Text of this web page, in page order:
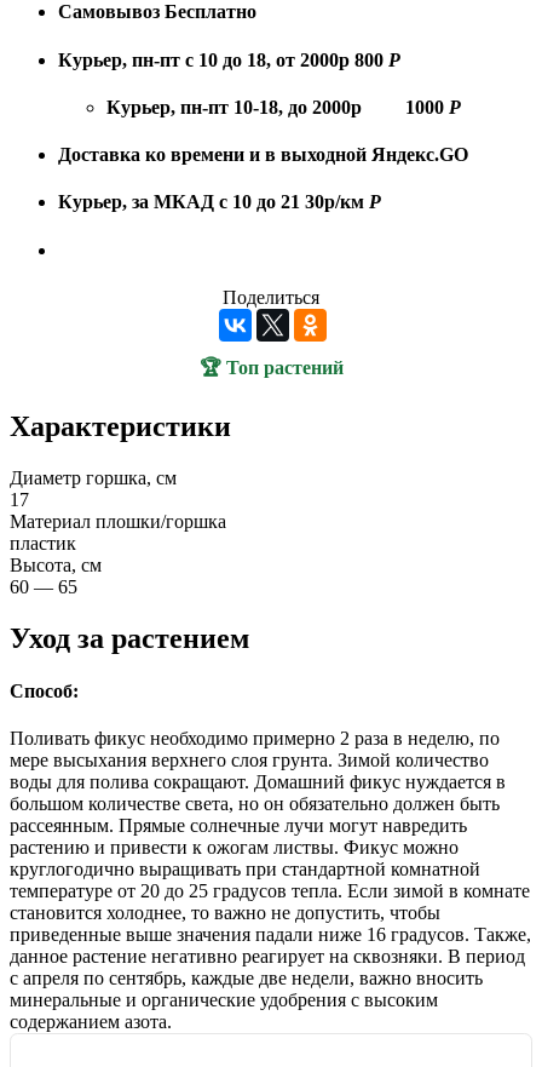
Самовывоз Бесплатно
Курьер, пн-пт с 10 до 18, от 2000р 800 Р
Курьер, пн-пт 10-18, до 2000р 1000 Р
Доставка ко времени и в выходной Яндекс.GO
Курьер, за МКАД с 10 до 21 30р/км Р
Поделиться
🏆 Топ растений
Характеристики
Диаметр горшка, см
17
Материал плошки/горшка
пластик
Высота, см
60 — 65
Уход за растением
Способ:
Поливать фикус необходимо примерно 2 раза в неделю, по
мере высыхания верхнего слоя грунта. Зимой количество
воды для полива сокращают. Домашний фикус нуждается в
большом количестве света, но он обязательно должен быть
рассеянным. Прямые солнечные лучи могут навредить
растению и привести к ожогам листвы. Фикус можно
круглогодично выращивать при стандартной комнатной
температуре от 20 до 25 градусов тепла. Если зимой в комнате
становится холоднее, то важно не допустить, чтобы
приведенные выше значения падали ниже 16 градусов. Также,
данное растение негативно реагирует на сквозняки. В период
с апреля по сентябрь, каждые две недели, важно вносить
минеральные и органические удобрения с высоким
содержанием азота.